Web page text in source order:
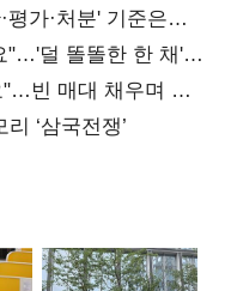
가·처분' 기준은
"…'덜 똘똘한 한 채'
"…빈 매대 채우며 문
‘삼국전쟁’